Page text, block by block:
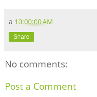
a 10:00:00 AM
Share
No comments:
Post a Comment